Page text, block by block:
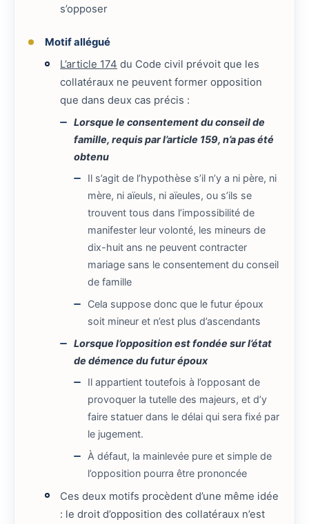
s’opposer
Motif allégué
L’article 174 du Code civil prévoit que les
collatéraux ne peuvent former opposition
que dans deux cas précis :
Lorsque le consentement du conseil de
famille, requis par l’article 159, n’a pas été
obtenu
Il s’agit de l’hypothèse s’il n’y a ni père, ni
mère, ni aïeuls, ni aïeules, ou s’ils se
trouvent tous dans l’impossibilité de
manifester leur volonté, les mineurs de
dix-huit ans ne peuvent contracter
mariage sans le consentement du conseil
de famille
Cela suppose donc que le futur époux
soit mineur et n’est plus d’ascendants
Lorsque l’opposition est fondée sur l’état
de démence du futur époux
Il appartient toutefois à l’opposant de
provoquer la tutelle des majeurs, et d’y
faire statuer dans le délai qui sera fixé par
le jugement.
À défaut, la mainlevée pure et simple de
l’opposition pourra être prononcée
Ces deux motifs procèdent d’une même idée
: le droit d’opposition des collatéraux n’est